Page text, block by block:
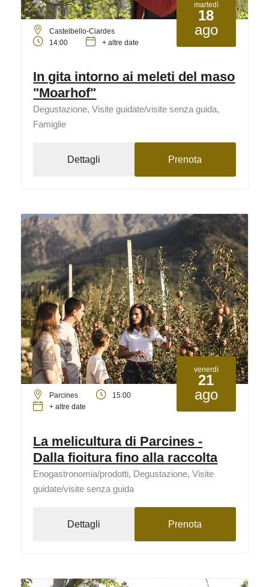
martedì
18
ago
Castelbello-Ciardes
14:00
+ altre date
In gita intorno ai meleti del maso
"Moarhof"
Degustazione, Visite guidate/visite senza guida,
Famiglie
Dettagli Prenota
venerdì
21
ago
Parcines
15:00
+ altre date
La melicultura di Parcines -
Dalla fioitura fino alla raccolta
Enogastronomia/prodotti, Degustazione, Visite
guidate/visite senza guida
Dettagli Prenota